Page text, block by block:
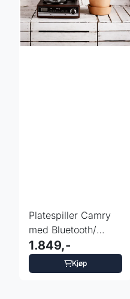
Platespiller Camry
med Bluetooth/
MP3/ USB/ SD/
opptak
1.849,-
Kjøp